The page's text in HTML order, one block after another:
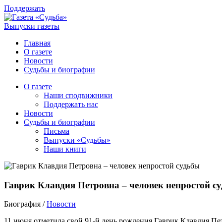
Поддержать
Выпуски газеты
Главная
О газете
Новости
Судьбы и биографии
О газете
Наши сподвижники
Поддержать нас
Новости
Судьбы и биографии
Письма
Выпуски «Судьбы»
Наши книги
Гаврик Клавдия Петровна – человек непростой
Биография /Новости